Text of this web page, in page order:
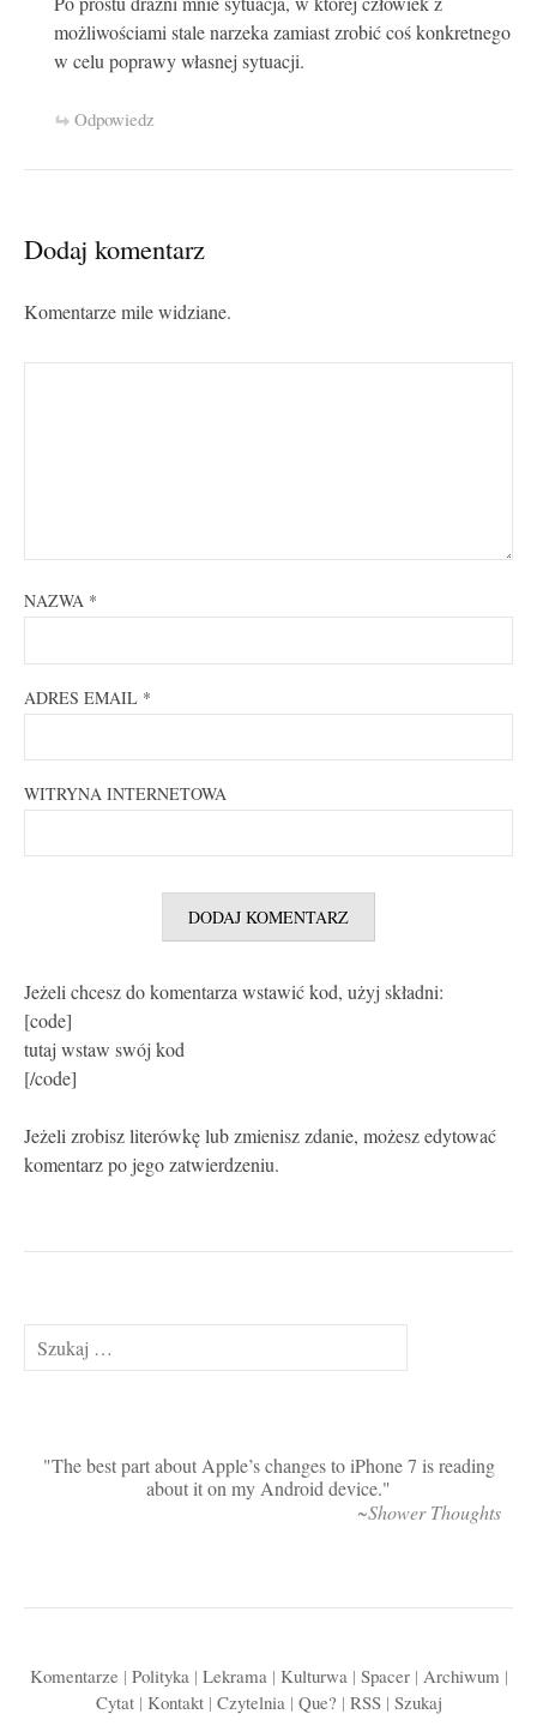
możliwościami stale narzeka zamiast zrobić coś konkretnego
w celu poprawy własnej sytuacji.
Odpowiedz
Dodaj komentarz
Komentarze mile widziane.
NAZWA *
ADRES EMAIL *
WITRYNA INTERNETOWA
Jeżeli chcesz do komentarza wstawić kod, użyj składni:
[code]
tutaj wstaw swój kod
[/code]
Jeżeli zrobisz literówkę lub zmienisz zdanie, możesz edytować
komentarz po jego zatwierdzeniu.
Szukaj:
The best part about Apple’s changes to iPhone 7 is reading
about it on my Android device.
~Shower Thoughts
Komentarze | Polityka| Lekrama| Kulturwa| Spacer| Archiwum |
Cytat| Kontakt| Czytelnia| Que? | RSS| Szukaj